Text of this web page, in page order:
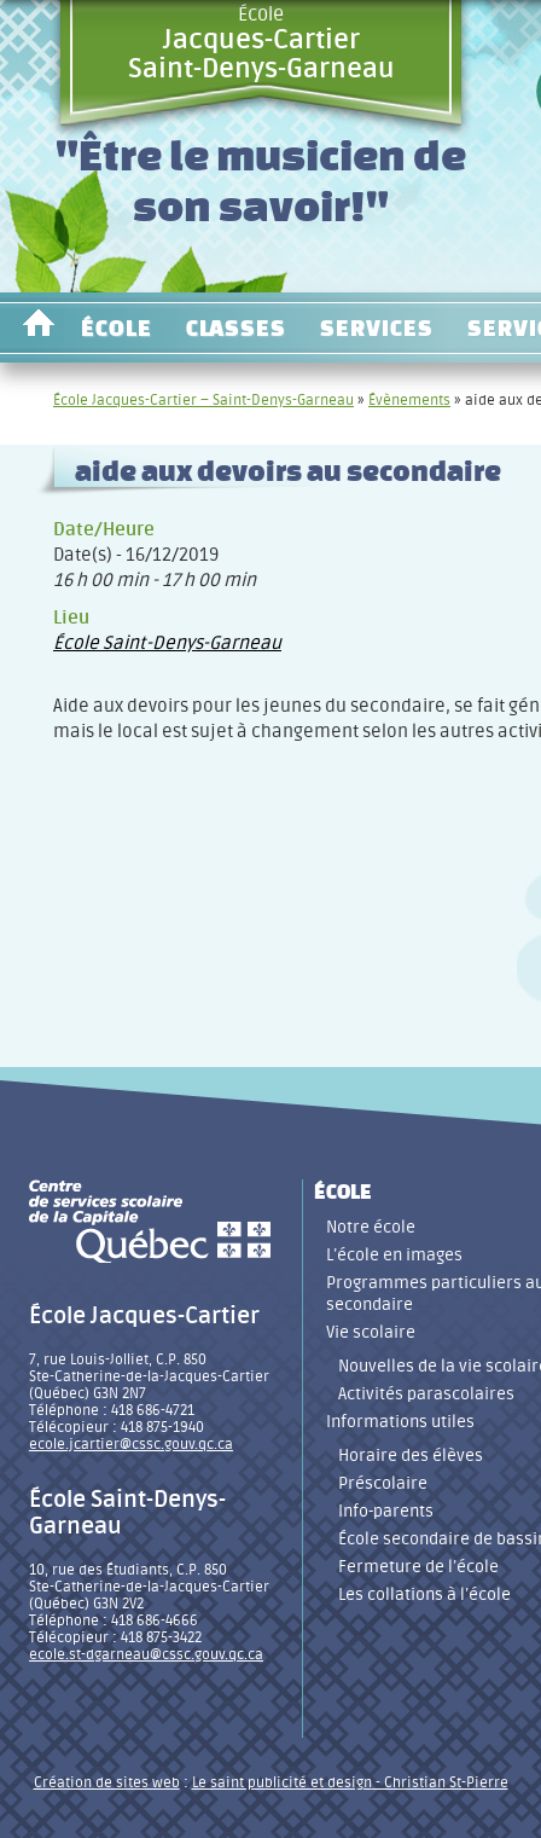
École
Jacques-Cartier
Saint-Denys-Garneau
"Être le musicien de
son savoir!"
ÉCOLE CLASSES SERVICES
École Jacques-Cartier – Saint-Denys-Garneau » Évènements » aide aux
aide aux devoirs au secondaire
Date/Heure
Date(s) - 16/12/2019
16 h 00 min - 17 h 00 min
Lieu
École Saint-Denys-Garneau
Aide aux devoirs pour les jeunes du secondaire, se fait
mais le local est sujet à changement selon les autres
École Jacques-Cartier
7, rue Louis-Jolliet, C.P. 850
Ste-Catherine-de-la-Jacques-Cartier
(Québec) G3N 2N7
Téléphone : 418 686-4721
Télécopieur : 418 875-1940
ecole.jcartier@cssc.gouv.qc.ca
École Saint-Denys-
Garneau
10, rue des Étudiants, C.P. 850
Ste-Catherine-de-la-Jacques-Cartier
(Québec) G3N 2V2
Téléphone : 418 686-4666
Télécopieur : 418 875-3422
ecole.st-dgarneau@cssc.gouv.qc.ca
ÉCOLE
Notre école
L’école en images
Programmes particuliers
secondaire
Vie scolaire
Nouvelles de la vie
Activités parascolaires
Informations utiles
Horaire des élèves
Préscolaire
Info-parents
École secondaire de
Fermeture de l’école
Les collations à l’école
Création de sites web:Le saint publicité et design- Christian St-Pierre